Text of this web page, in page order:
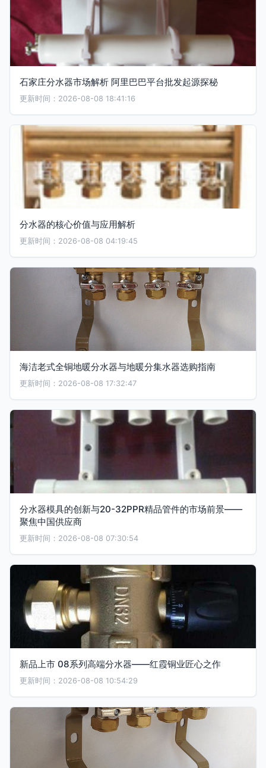
石家庄分水器市场解析 阿里巴巴平台批发起源探秘
更新时间：2026-08-08 18:41:16
分水器的核心价值与应用解析
更新时间：2026-08-08 04:19:45
海洁老式全铜地暖分水器与地暖分集水器选购指南
更新时间：2026-08-08 17:32:47
分水器模具的创新与20-32PPR精品管件的市场前景——
聚焦中国供应商
更新时间：2026-08-08 07:30:54
新品上市 08系列高端分水器——红霞铜业匠心之作
更新时间：2026-08-08 10:54:29